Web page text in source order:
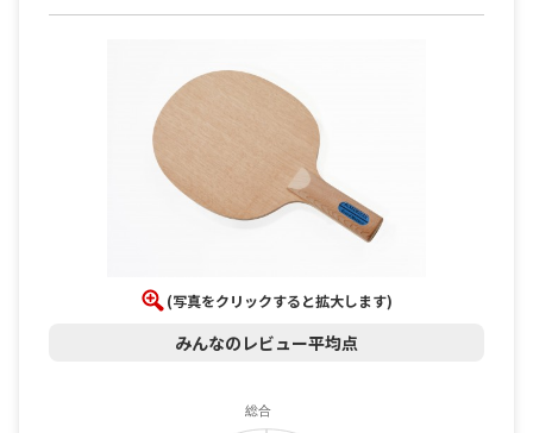
(写真をクリックすると拡大します)
みんなのレビュー平均点
総合